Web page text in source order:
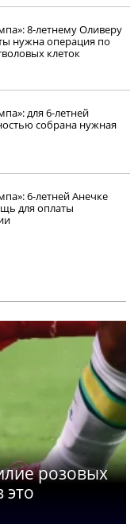
8-летнему Оливеру
нужна операция по
клеток
для 6-летней
собрана нужная
6-летней Анечке
для оплаты
розовых
это